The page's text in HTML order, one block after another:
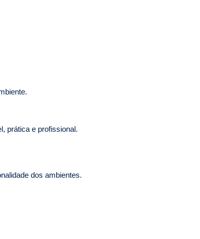
prática e profissional.
dos ambientes.